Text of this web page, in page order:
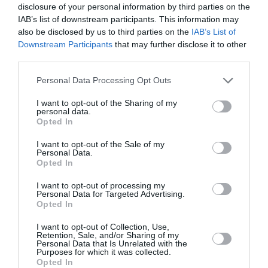
disclosure of your personal information by third parties on the
IAB’s list of downstream participants. This information may
also be disclosed by us to third parties on the IAB’s List of
Downstream Participants that may further disclose it to other
Personal Data Processing Opt Outs
I want to opt-out of the Sharing of my
personal data.
Opted In
I want to opt-out of the Sale of my
Personal Data.
Opted In
I want to opt-out of processing my
Personal Data for Targeted Advertising.
Opted In
I want to opt-out of Collection, Use,
Retention, Sale, and/or Sharing of my
Personal Data that Is Unrelated with the
Purposes for which it was collected.
Opted In
Eraμε ένα σύνολο ταινιών από όλο τον κόσμο
που έχουν ως θέμα τα νέα ξεκινήματα και τις
δεύτερες ευκαιρίες. Los Thrillersμε δυνατά
ισπανόφωνα θρίλερ που έχει λατρέψει το
ελληνικό κοινό. The Artistμε φιλμ βασισμένα
χώρο της τέχνης και του πολιτισμού.
IRIS
Feature Awards
συνεργασία με την Ελληνική Ακαδημία
Κινηματογράφου, με ελληνικές ταινίες
μυθοπλασίας που έχουν βραβευτεί την
τελευταία δεκαετία από την Ακαδημία.
Στις 17 Μαρτίου, η πλατφόρμα εγκαινιάζει την
κατηγορίαΠρεμιέρες Cinoboμε το